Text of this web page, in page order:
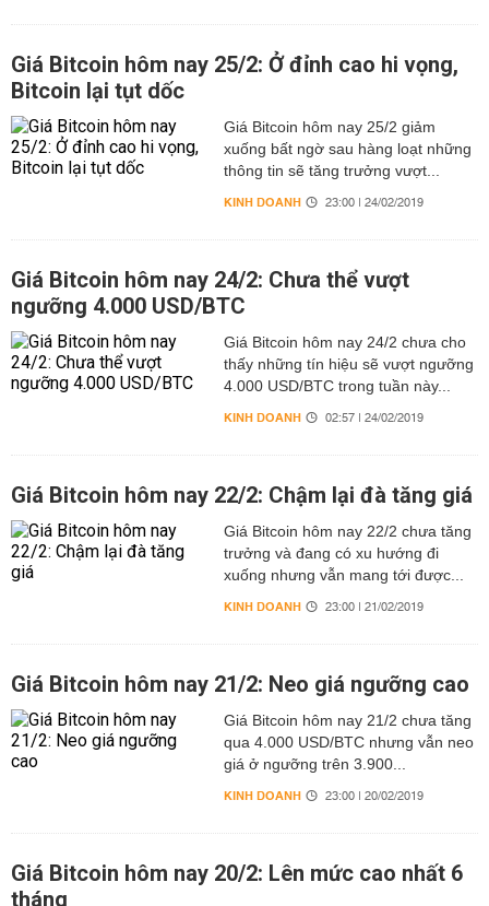
Giá Bitcoin hôm nay 25/2: Ở đỉnh cao hi vọng,
Bitcoin lại tụt dốc
Giá Bitcoin hôm nay 25/2 giảm
xuống bất ngờ sau hàng loạt những
thông tin sẽ tăng trưởng vượt...
KINH DOANH 23:00 | 24/02/2019
Giá Bitcoin hôm nay 24/2: Chưa thể vượt
ngưỡng 4.000 USD/BTC
Giá Bitcoin hôm nay 24/2 chưa cho
thấy những tín hiệu sẽ vượt ngưỡng
4.000 USD/BTC trong tuần này...
KINH DOANH 02:57 | 24/02/2019
Giá Bitcoin hôm nay 22/2: Chậm lại đà tăng giá
Giá Bitcoin hôm nay 22/2 chưa tăng
trưởng và đang có xu hướng đi
xuống nhưng vẫn mang tới được...
KINH DOANH 23:00 | 21/02/2019
Giá Bitcoin hôm nay 21/2: Neo giá ngưỡng cao
Giá Bitcoin hôm nay 21/2 chưa tăng
qua 4.000 USD/BTC nhưng vẫn neo
giá ở ngưỡng trên 3.900...
KINH DOANH 23:00 | 20/02/2019
Giá Bitcoin hôm nay 20/2: Lên mức cao nhất 6
tháng